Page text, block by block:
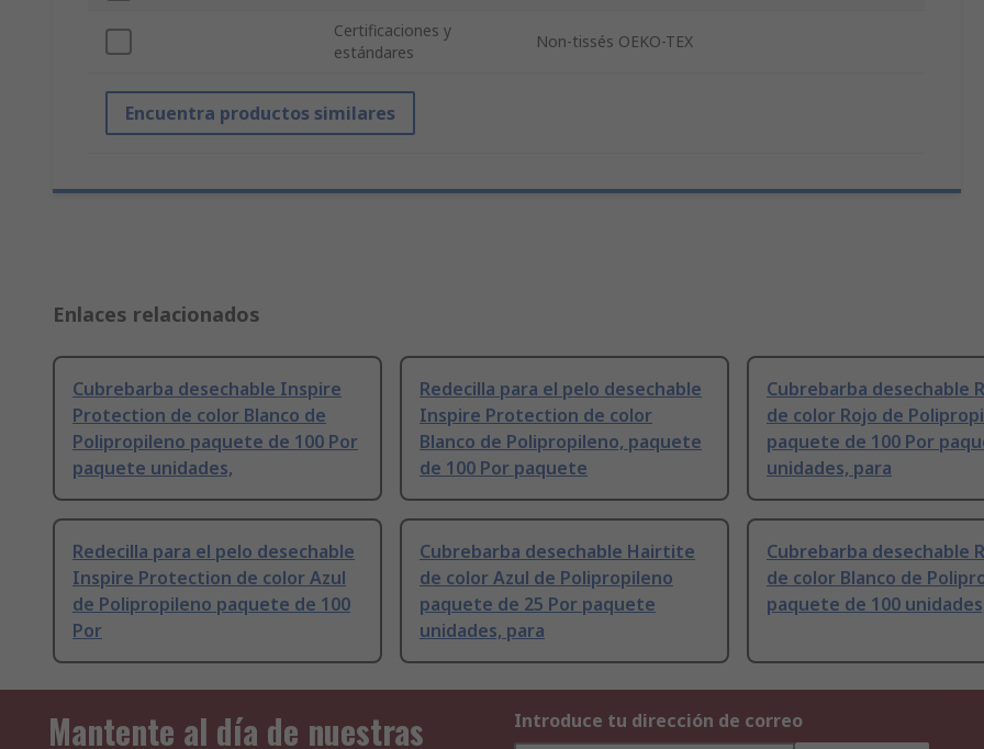
Certificaciones y
estándares
Non-tissés OEKO-TEX
Encuentra productos similares
Enlaces relacionados
Cubrebarba desechable Inspire
Protection de color Blanco de
Polipropileno paquete de 100 Por
paquete unidades,
Redecilla para el pelo desechable
Inspire Protection de color
Blanco de Polipropileno, paquete
de 100 Por paquete
Cubrebarba desechable
de color Rojo de
paquete de 100 Por
unidades, para
Redecilla para el pelo desechable
Inspire Protection de color Azul
de Polipropileno paquete de 100
Por
Cubrebarba desechable Hairtite
de color Azul de Polipropileno
paquete de 25 Por paquete
unidades, para
Cubrebarba desechable
de color Blanco de
paquete de 100
Mantente al día de nuestras
Introduce tu dirección de correo